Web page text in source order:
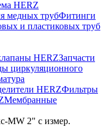
HERZ
медных трубФитинги
и пластиковых труб
HERZЗапчасти
циркуляционного
HERZФильтры
Мембранные
MW 2" с измер.